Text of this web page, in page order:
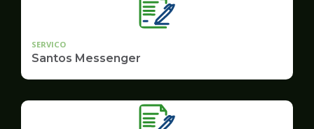
SERVICO
Santos Messenger